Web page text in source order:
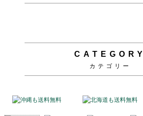
CATEGORY
カテゴリー